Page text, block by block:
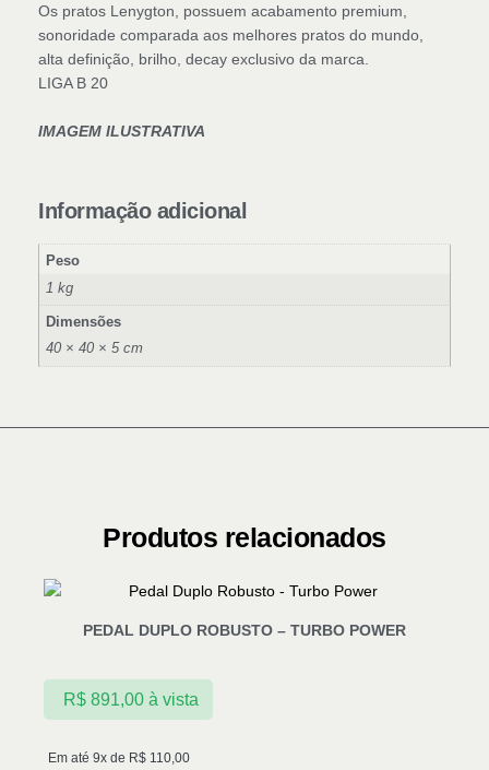
Os pratos Lenygton, possuem acabamento premium,
sonoridade comparada aos melhores pratos do mundo,
alta definição, brilho, decay exclusivo da marca.
LIGA B 20
IMAGEM ILUSTRATIVA
Informação adicional
Peso
1 kg
Dimensões
40 × 40 × 5 cm
Produtos relacionados
PEDAL DUPLO ROBUSTO – TURBO POWER
Em até 9x de R$ 110,00
R$891,00 à vista